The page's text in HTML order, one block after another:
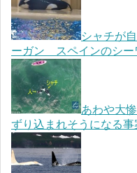
シャチが
ーガン スペインのシー
あわや大
ずり込まれそうになる